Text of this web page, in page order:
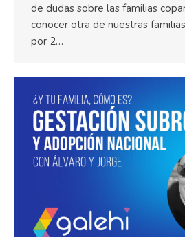
de dudas sobre las familias
conocer otra de nuestras
por 2…